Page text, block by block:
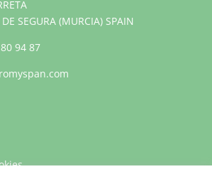
SEGURA (MURCIA) SPAIN
94 87